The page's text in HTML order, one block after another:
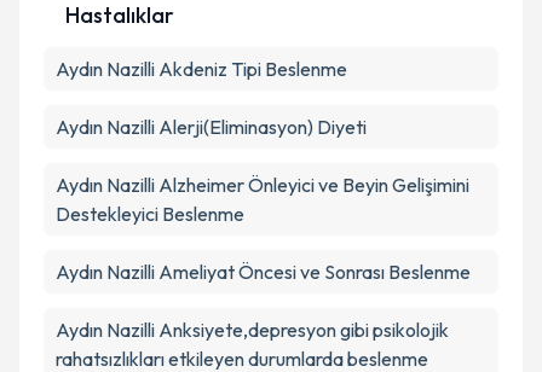
Hastalıklar
Aydın Nazilli Akdeniz Tipi Beslenme
Aydın Nazilli Alerji(Eliminasyon) Diyeti
Aydın Nazilli Alzheimer Önleyici ve Beyin Gelişimini
Destekleyici Beslenme
Aydın Nazilli Ameliyat Öncesi ve Sonrası Beslenme
Aydın Nazilli Anksiyete,depresyon gibi psikolojik
rahatsızlıkları etkileyen durumlarda beslenme